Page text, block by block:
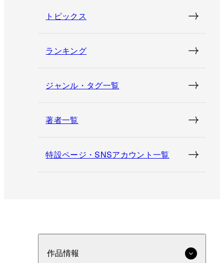
トピックス
ランキング
ジャンル・タグ一覧
著者一覧
特設ページ・SNSアカウント一覧
作品情報